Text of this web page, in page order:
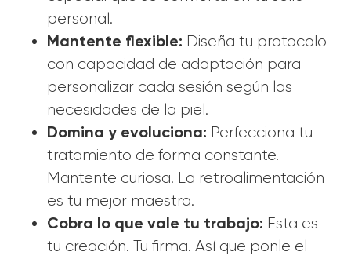
personal.
Mantente flexible: Diseña tu protocolo
con capacidad de adaptación para
personalizar cada sesión según las
necesidades de la piel.
Domina y evoluciona: Perfecciona tu
tratamiento de forma constante.
Mantente curiosa. La retroalimentación
es tu mejor maestra.
Cobra lo que vale tu trabajo: Esta es
tu creación. Tu firma. Así que ponle el